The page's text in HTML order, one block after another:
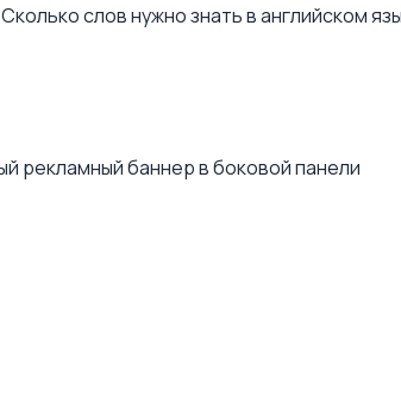
Сколько слов нужно знать в английском